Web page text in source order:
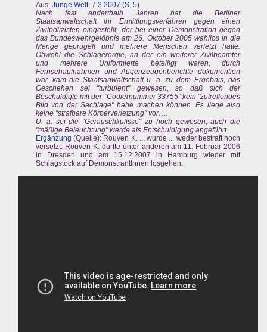
Aus: Junge Welt, 7.3.2007 (S. 5)
Nach fast anderthalb Jahren hat die Berliner
Staatsanwaltschaft ihr Ermittlungsverfahren gegen einen
Zivilpolizisten eingestellt, der bei einer Demonstration gegen
das Bundeswehrgelöbnis am 26. Oktober 2005 wahllos in die
Menge geprügelt und mehrere Menschen verletzt hatte.
Obwohl die Schlägerorgie, an der ein weiterer Zivilbeamter
und mehrere Uniformierte beteiligt waren, durch
Fernsehaufnahmen und Augenzeugenberichte dokumentiert
war, kam die Staatsanwaltschaft u. a. zu dem Ergebnis, das
Geschehen sei "turbulent" gewesen, so daß sich der
Beschuldigte mit der "Codiernummer 33755" kein "zutreffendes
Bild von der Sachlage" habe machen können. Es liege also
keine "strafbare Körperverletzung" vor. ...
U. a. sei die "Geräuschkulisse" zu hoch gewesen, auch die
"mäßige Beleuchtung" werde als Entschuldigung angeführt.
Ergänzung (Quelle): Rouven K. ... wurde ... weder bestraft noch
versetzt. Rouven K. durfte unter anderen am 11. Februar 2006
in Dresden und am 15.12.2007 in Hamburg wieder mit
Schlagstock auf DemonstrantInnen losgehen.